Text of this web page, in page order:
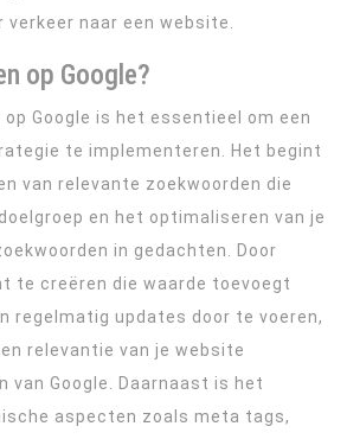
verkeer naar een website.
op Google?
Google is het essentieel om een
te implementeren. Het begint
van relevante zoekwoorden die
en het optimaliseren van je
in gedachten. Door
te creëren die waarde toevoegt
regelmatig updates door te voeren,
relevantie van je website
van Google. Daarnaast is het
aspecten zoals meta tags,